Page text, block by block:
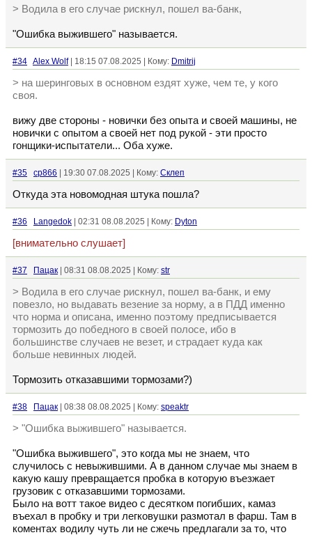
> Водила в его случае рискнул, пошел ва-банк,
"Ошибка выжившего" называется.
#34 Alex Wolf| 18:15 07.08.2025 | Кому: Dmitrij
> на шеринговых в основном ездят хуже, чем те, у кого
своя.
вижу две стороны - новички без опыта и своей машины, не
новички с опытом а своей нет под рукой - эти просто
гонщики-испытатели... Оба хуже.
#35 cp866 | 19:30 07.08.2025 | Кому: Склеп
Откуда эта новомодная штука пошла?
#36 Langedok | 02:31 08.08.2025 | Кому: Dyton
[внимательно слушает]
#37 Пацак | 08:31 08.08.2025 | Кому: str
> Водила в его случае рискнул, пошел ва-банк, и ему
повезло, но выдавать везение за норму, а в ПДД именно
что норма и описана, именно поэтому предписывается
тормозить до победного в своей полосе, ибо в
большинстве случаев не везет, и страдает куда как
больше невинных людей.
Тормозить отказавшими тормозами?)
#38 Пацак | 08:38 08.08.2025 | Кому: speaktr
> "Ошибка выжившего" называется.
"Ошибка выжившего", это когда мы не знаем, что
случилось с невыжившими. А в данном случае мы знаем в
какую кашу превращается пробка в которую въезжает
грузовик с отказавшими тормозами.
Было на вотт такое видео с десятком погибших, камаз
въехал в пробку и три легковушки размотал в фарш. Там в
коментах водилу чуть ли не сжечь предлагали за то, что